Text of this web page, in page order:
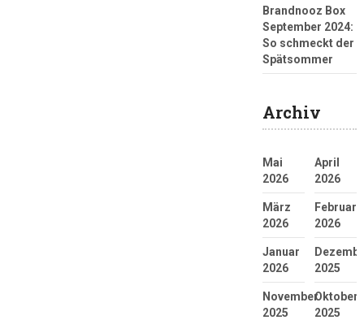
Brandnooz Box
September 2024:
So schmeckt der
Spätsommer
Archiv
Mai
2026
April
2026
März
2026
Februar
2026
Januar
2026
2025
November
2025
Oktober
2025